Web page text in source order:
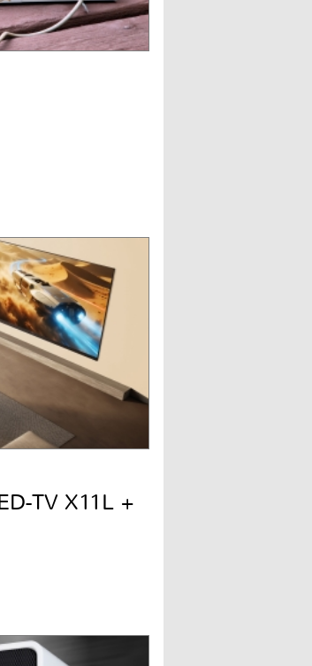
TV X11L +